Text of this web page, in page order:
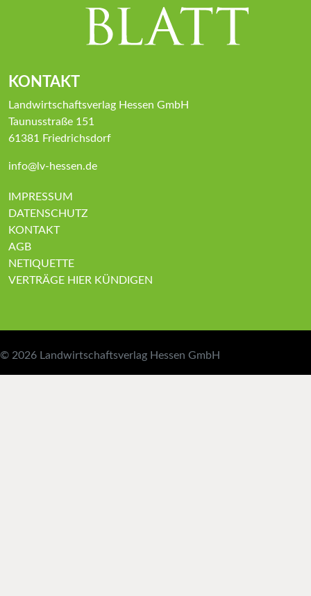
KONTAKT
Landwirtschaftsverlag Hessen GmbH
Taunusstraße 151
61381 Friedrichsdorf
info@lv-hessen.de
IMPRESSUM
DATENSCHUTZ
KONTAKT
AGB
NETIQUETTE
VERTRÄGE HIER KÜNDIGEN
© 2026 Landwirtschaftsverlag Hessen GmbH